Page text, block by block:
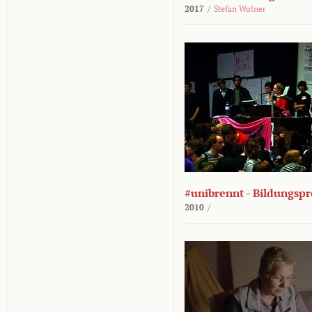
2017 / Stefan Wolner
#unibrennt -
2010 /